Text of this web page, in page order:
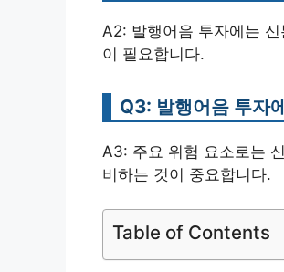
A2: 발행어음 투자에는
이 필요합니다.
Q3: 발행어음 투자
A3: 주요 위험 요소로는
비하는 것이 중요합니다.
Table of Contents